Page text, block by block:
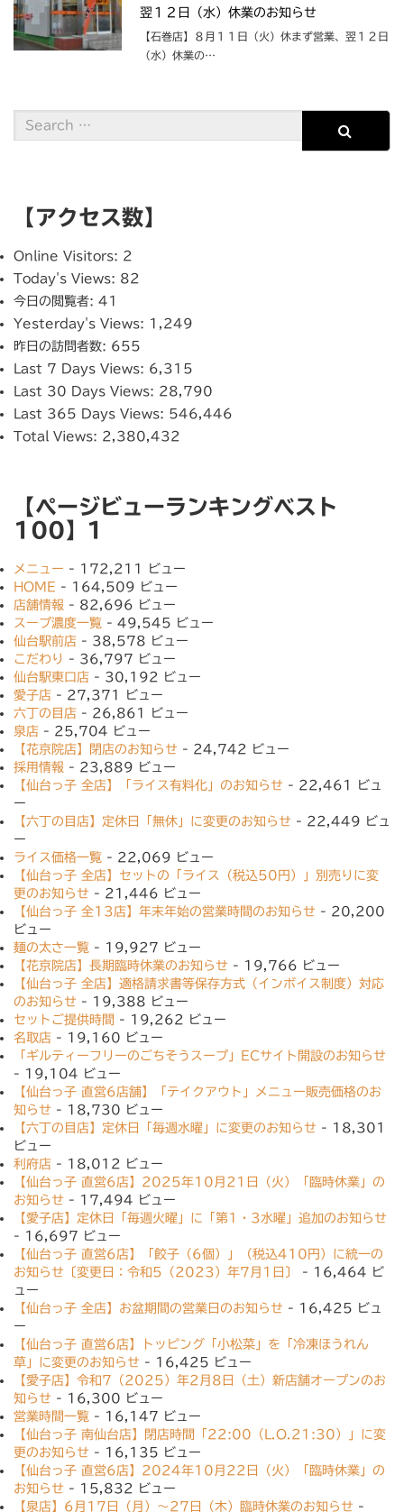
翌１２日（水）休業のお知らせ
【石巻店】８月１１日（火）休まず営業、翌１２日
（水）休業の…
【アクセス数】
Online Visitors: 2
Today's Views: 82
今日の閲覧者: 41
Yesterday's Views: 1,249
昨日の訪問者数: 655
Last 7 Days Views: 6,315
Last 30 Days Views: 28,790
Last 365 Days Views: 546,446
Total Views: 2,380,432
【ページビューランキングベスト
100】1
メニュー - 172,211 ビュー
HOME - 164,509 ビュー
店舗情報 - 82,696 ビュー
スープ濃度一覧 - 49,545 ビュー
仙台駅前店 - 38,578 ビュー
こだわり
- 36,797 ビュー
仙台駅東口店 - 30,192 ビュー
愛子店 - 27,371 ビュー
六丁の目店 - 26,861 ビュー
泉店 - 25,704 ビュー
【花京院店】閉店のお知らせ - 24,742 ビュー
採用情報 - 23,889 ビュー
【仙台っ子 全店】「ライス有料化」のお知らせ - 22,461 ビュ
ー
【六丁の目店】定休日「無休」に変更のお知らせ - 22,449 ビュ
ー
ライス価格一覧 - 22,069 ビュー
【仙台っ子 全店】セットの「ライス（税込50円）」別売りに変
更のお知らせ - 21,446 ビュー
【仙台っ子 全13店】年末年始の営業時間のお知らせ - 20,200
ビュー
麺の太さ一覧 - 19,927 ビュー
【花京院店】長期臨時休業のお知らせ - 19,766 ビュー
【仙台っ子 全店】適格請求書等保存方式（インボイス制度）対応
のお知らせ - 19,388 ビュー
セットご提供時間 - 19,262 ビュー
名取店 - 19,160 ビュー
「ギルティーフリーのごちそうスープ」ECサイト開設のお知らせ
- 19,104 ビュー
【仙台っ子 直営6店舗】「テイクアウト」メニュー販売価格のお
知らせ - 18,730 ビュー
【六丁の目店】定休日「毎週水曜」に変更のお知らせ - 18,301
ビュー
利府店 - 18,012 ビュー
【仙台っ子 直営6店】2025年10月21日（火）「臨時休業」の
お知らせ - 17,494 ビュー
【愛子店】定休日「毎週火曜」に「第1・3水曜」追加のお知らせ
- 16,697 ビュー
【仙台っ子 直営6店】「餃子（6個）」（税込410円）に統一の
お知らせ〔変更日：令和5（2023）年7月1日〕
- 16,464 ビ
ュー
【仙台っ子 全店】お盆期間の営業日のお知らせ - 16,425 ビュ
ー
【仙台っ子 直営6店】トッピング「小松菜」を「冷凍ほうれん
草」に変更のお知らせ - 16,425 ビュー
【愛子店】令和7（2025）年2月8日（土）新店舗オープンのお
知らせ - 16,300 ビュー
営業時間一覧 - 16,147 ビュー
【仙台っ子 南仙台店】閉店時間「22:00（L.O.21:30）」に変
更のお知らせ - 16,135 ビュー
【仙台っ子 直営6店】2024年10月22日（火）「臨時休業」の
お知らせ - 15,832 ビュー
【泉店】6月17日（月）〜27日（木）臨時休業のお知らせ -